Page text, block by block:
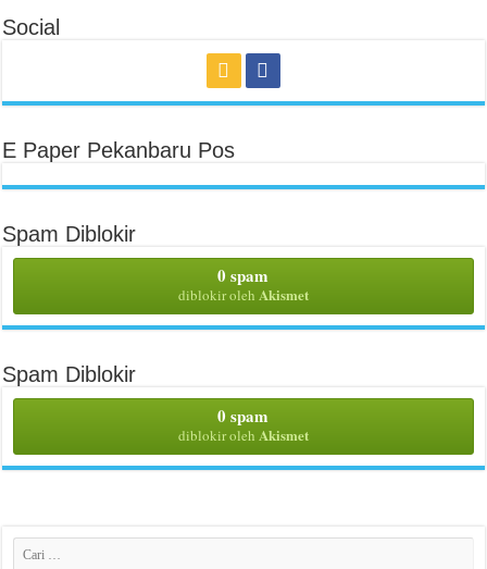
Social
E Paper Pekanbaru Pos
Spam Diblokir
0 spam
diblokir oleh Akismet
Spam Diblokir
0 spam
diblokir oleh Akismet